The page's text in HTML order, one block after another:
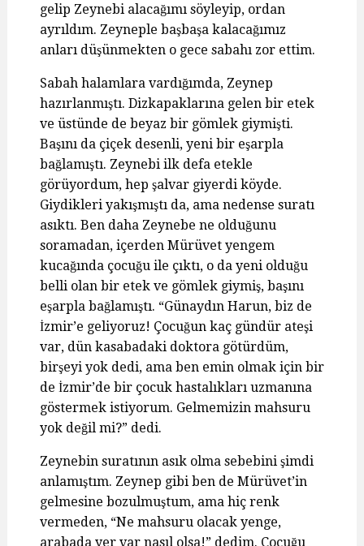
gelip Zeynebi alacağımı söyleyip, ordan
ayrıldım. Zeyneple başbaşa kalacağımız
anları düşünmekten o gece sabahı zor ettim.
Sabah halamlara vardığımda, Zeynep
hazırlanmıştı. Dizkapaklarına gelen bir etek
ve üstünde de beyaz bir gömlek giymişti.
Başını da çiçek desenli, yeni bir eşarpla
bağlamıştı. Zeynebi ilk defa etekle
görüyordum, hep şalvar giyerdi köyde.
Giydikleri yakışmıştı da, ama nedense suratı
asıktı. Ben daha Zeynebe ne olduğunu
soramadan, içerden Mürüvet yengem
kucağında çocuğu ile çıktı, o da yeni olduğu
belli olan bir etek ve gömlek giymiş, başını
eşarpla bağlamıştı. “Günaydın Harun, biz de
İzmir’e geliyoruz! Çocuğun kaç gündür ateşi
var, dün kasabadaki doktora götürdüm,
birşeyi yok dedi, ama ben emin olmak için bir
de İzmir’de bir çocuk hastalıkları uzmanına
göstermek istiyorum. Gelmemizin mahsuru
yok değil mi?” dedi.
Zeynebin suratının asık olma sebebini şimdi
anlamıştım. Zeynep gibi ben de Mürüvet’in
gelmesine bozulmuştum, ama hiç renk
vermeden, “Ne mahsuru olacak yenge,
arabada yer var nasıl olsa!” dedim. Çocuğu